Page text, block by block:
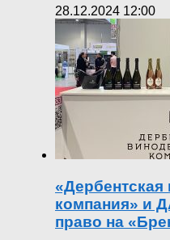
28.12.2024 12:00
«Дербентская
компания» и
право на